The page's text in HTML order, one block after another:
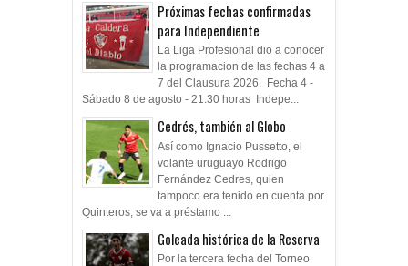
Próximas fechas confirmadas
para Independiente
La Liga Profesional dio a conocer
la programacion de las fechas 4 a
7 del Clausura 2026. Fecha 4 -
Sábado 8 de agosto - 21.30 horas Indepe...
Cedrés, también al Globo
Así como Ignacio Pussetto, el
volante uruguayo Rodrigo
Fernández Cedres, quien
tampoco era tenido en cuenta por
Quinteros, se va a préstamo ...
Goleada histórica de la Reserva
Por la tercera fecha del Torneo